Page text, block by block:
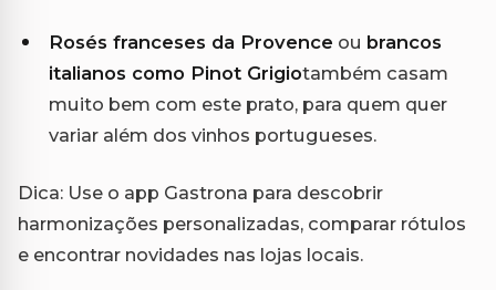
Rosés franceses da Provence ou brancos
italianos como Pinot Grigiotambém casam
muito bem com este prato, para quem quer
variar além dos vinhos portugueses.
Dica: Use o app Gastrona para descobrir
harmonizações personalizadas, comparar rótulos
e encontrar novidades nas lojas locais.